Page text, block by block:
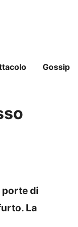
Gossip
porte di
La